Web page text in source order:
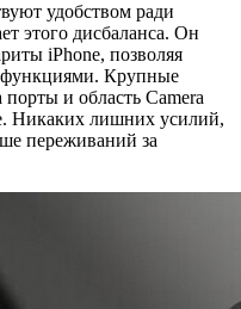
удобством ради
этого дисбаланса. Он
iPhone, позволяя
функциями. Крупные
и область Camera
Никаких лишних усилий,
переживаний за